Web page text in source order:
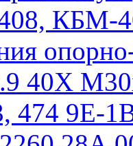
КБМ-
40Х
9E-